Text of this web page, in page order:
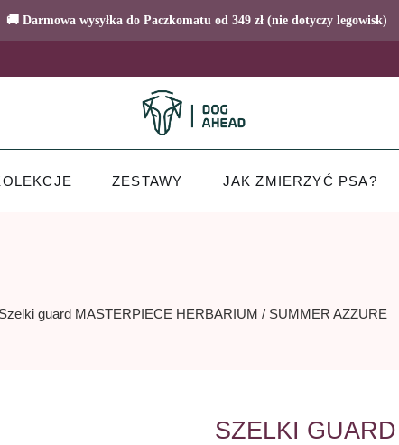
🚚 Darmowa wysyłka do Paczkomatu od 349 zł (nie dotyczy legowisk)
ZESTAWY JAK ZMIERZYĆ PSA?
Szelki guard MASTERPIECE HERBARIUM / SUMMER AZZURE
SZELKI